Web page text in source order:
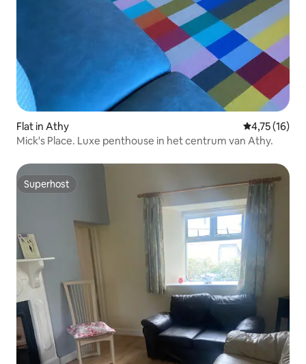
Flat in Athy Gemiddelde
4,75 (16)
Mick's Place. Luxe penthouse in het centrum van Athy.
Superhost
Superhost